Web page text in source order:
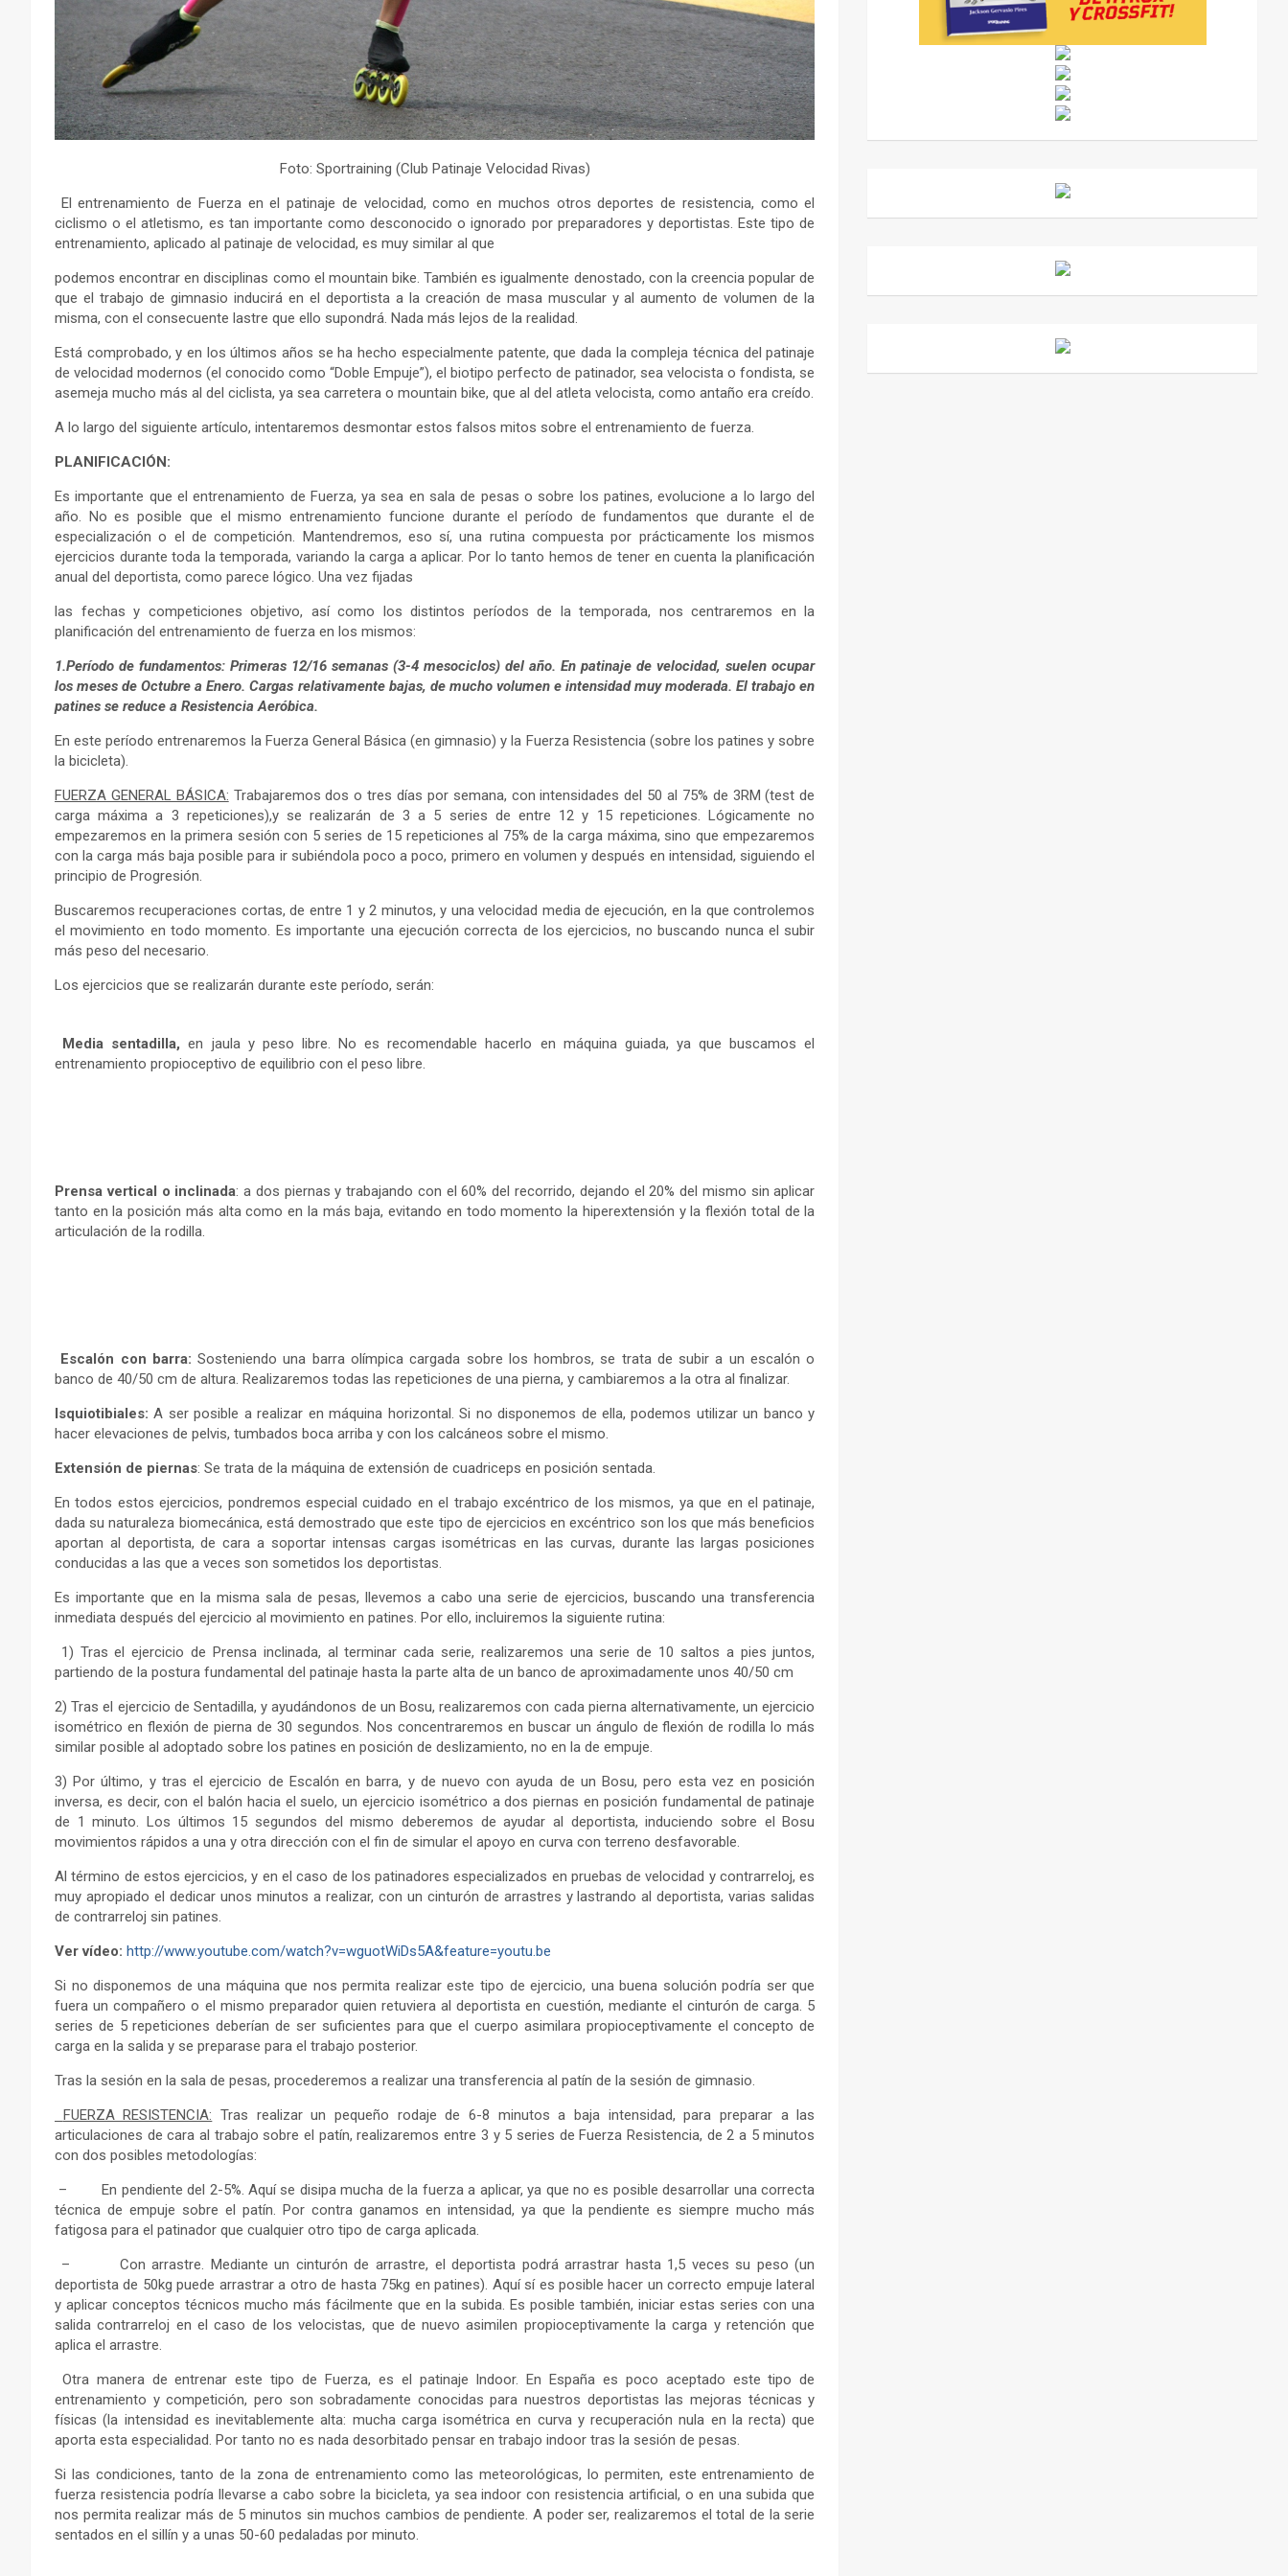
Foto: Sportraining (Club Patinaje Velocidad Rivas)
El entrenamiento de Fuerza en el patinaje de velocidad, como en muchos otros deportes de resistencia, como el
ciclismo o el atletismo, es tan importante como desconocido o ignorado por preparadores y deportistas. Este tipo de
entrenamiento, aplicado al patinaje de velocidad, es muy similar al que
podemos encontrar en disciplinas como el mountain bike. También es igualmente denostado, con la creencia popular de
que el trabajo de gimnasio inducirá en el deportista a la creación de masa muscular y al aumento de volumen de la
misma, con el consecuente lastre que ello supondrá. Nada más lejos de la realidad.
Está comprobado, y en los últimos años se ha hecho especialmente patente, que dada la compleja técnica del patinaje
de velocidad modernos (el conocido como “Doble Empuje”), el biotipo perfecto de patinador, sea velocista o fondista, se
asemeja mucho más al del ciclista, ya sea carretera o mountain bike, que al del atleta velocista, como antaño era creído.
A lo largo del siguiente artículo, intentaremos desmontar estos falsos mitos sobre el entrenamiento de fuerza.
PLANIFICACIÓN:
Es importante que el entrenamiento de Fuerza, ya sea en sala de pesas o sobre los patines, evolucione a lo largo del
año. No es posible que el mismo entrenamiento funcione durante el período de fundamentos que durante el de
especialización o el de competición. Mantendremos, eso sí, una rutina compuesta por prácticamente los mismos
ejercicios durante toda la temporada, variando la carga a aplicar. Por lo tanto hemos de tener en cuenta la planificación
anual del deportista, como parece lógico. Una vez fijadas
las fechas y competiciones objetivo, así como los distintos períodos de la temporada, nos centraremos en la
planificación del entrenamiento de fuerza en los mismos:
1.Período de fundamentos: Primeras 12/16 semanas (3-4 mesociclos) del año. En patinaje de velocidad, suelen ocupar
los meses de Octubre a Enero. Cargas relativamente bajas, de mucho volumen e intensidad muy moderada. El trabajo en
patines se reduce a Resistencia Aeróbica.
En este período entrenaremos la Fuerza General Básica (en gimnasio) y la Fuerza Resistencia (sobre los patines y sobre
la bicicleta).
FUERZA GENERAL BÁSICA: Trabajaremos dos o tres días por semana, con intensidades del 50 al 75% de 3RM (test de
carga máxima a 3 repeticiones),y se realizarán de 3 a 5 series de entre 12 y 15 repeticiones. Lógicamente no
empezaremos en la primera sesión con 5 series de 15 repeticiones al 75% de la carga máxima, sino que empezaremos
con la carga más baja posible para ir subiéndola poco a poco, primero en volumen y después en intensidad, siguiendo el
principio de Progresión.
Buscaremos recuperaciones cortas, de entre 1 y 2 minutos, y una velocidad media de ejecución, en la que controlemos
el movimiento en todo momento. Es importante una ejecución correcta de los ejercicios, no buscando nunca el subir
más peso del necesario.
Los ejercicios que se realizarán durante este período, serán:
Media sentadilla,en jaula y peso libre. No es recomendable hacerlo en máquina guiada, ya que buscamos el
entrenamiento propioceptivo de equilibrio con el peso libre.
Prensa vertical o inclinada: a dos piernas y trabajando con el 60% del recorrido, dejando el 20% del mismo sin aplicar
tanto en la posición más alta como en la más baja, evitando en todo momento la hiperextensión y la flexión total de la
articulación de la rodilla.
Escalón con barra:Sosteniendo una barra olímpica cargada sobre los hombros, se trata de subir a un escalón o
banco de 40/50 cm de altura. Realizaremos todas las repeticiones de una pierna, y cambiaremos a la otra al finalizar.
Isquiotibiales:A ser posible a realizar en máquina horizontal. Si no disponemos de ella, podemos utilizar un banco y
hacer elevaciones de pelvis, tumbados boca arriba y con los calcáneos sobre el mismo.
Extensión de piernas: Se trata de la máquina de extensión de cuadriceps en posición sentada.
En todos estos ejercicios, pondremos especial cuidado en el trabajo excéntrico de los mismos, ya que en el patinaje,
dada su naturaleza biomecánica, está demostrado que este tipo de ejercicios en excéntrico son los que más beneficios
aportan al deportista, de cara a soportar intensas cargas isométricas en las curvas, durante las largas posiciones
conducidas a las que a veces son sometidos los deportistas.
Es importante que en la misma sala de pesas, llevemos a cabo una serie de ejercicios, buscando una transferencia
inmediata después del ejercicio al movimiento en patines. Por ello, incluiremos la siguiente rutina:
1) Tras el ejercicio de Prensa inclinada, al terminar cada serie, realizaremos una serie de 10 saltos a pies juntos,
partiendo de la postura fundamental del patinaje hasta la parte alta de un banco de aproximadamente unos 40/50 cm
2) Tras el ejercicio de Sentadilla, y ayudándonos de un Bosu, realizaremos con cada pierna alternativamente, un ejercicio
isométrico en flexión de pierna de 30 segundos. Nos concentraremos en buscar un ángulo de flexión de rodilla lo más
similar posible al adoptado sobre los patines en posición de deslizamiento, no en la de empuje.
3) Por último, y tras el ejercicio de Escalón en barra, y de nuevo con ayuda de un Bosu, pero esta vez en posición
inversa, es decir, con el balón hacia el suelo, un ejercicio isométrico a dos piernas en posición fundamental de patinaje
de 1 minuto. Los últimos 15 segundos del mismo deberemos de ayudar al deportista, induciendo sobre el Bosu
movimientos rápidos a una y otra dirección con el fin de simular el apoyo en curva con terreno desfavorable.
Al término de estos ejercicios, y en el caso de los patinadores especializados en pruebas de velocidad y contrarreloj, es
muy apropiado el dedicar unos minutos a realizar, con un cinturón de arrastres y lastrando al deportista, varias salidas
de contrarreloj sin patines.
Ver vídeo: http://www.youtube.com/watch?v=wguotWiDs5A&feature=youtu.be
Si no disponemos de una máquina que nos permita realizar este tipo de ejercicio, una buena solución podría ser que
fuera un compañero o el mismo preparador quien retuviera al deportista en cuestión, mediante el cinturón de carga. 5
series de 5 repeticiones deberían de ser suficientes para que el cuerpo asimilara propioceptivamente el concepto de
carga en la salida y se preparase para el trabajo posterior.
Tras la sesión en la sala de pesas, procederemos a realizar una transferencia al patín de la sesión de gimnasio.
FUERZA RESISTENCIA: Tras realizar un pequeño rodaje de 6-8 minutos a baja intensidad, para preparar a las
articulaciones de cara al trabajo sobre el patín, realizaremos entre 3 y 5 series de Fuerza Resistencia, de 2 a 5 minutos
con dos posibles metodologías:
– En pendiente del 2-5%. Aquí se disipa mucha de la fuerza a aplicar, ya que no es posible desarrollar una correcta
técnica de empuje sobre el patín. Por contra ganamos en intensidad, ya que la pendiente es siempre mucho más
fatigosa para el patinador que cualquier otro tipo de carga aplicada.
– Con arrastre. Mediante un cinturón de arrastre, el deportista podrá arrastrar hasta 1,5 veces su peso (un
deportista de 50kg puede arrastrar a otro de hasta 75kg en patines). Aquí sí es posible hacer un correcto empuje lateral
y aplicar conceptos técnicos mucho más fácilmente que en la subida. Es posible también, iniciar estas series con una
salida contrarreloj en el caso de los velocistas, que de nuevo asimilen propioceptivamente la carga y retención que
aplica el arrastre.
Otra manera de entrenar este tipo de Fuerza, es el patinaje Indoor. En España es poco aceptado este tipo de
entrenamiento y competición, pero son sobradamente conocidas para nuestros deportistas las mejoras técnicas y
físicas (la intensidad es inevitablemente alta: mucha carga isométrica en curva y recuperación nula en la recta) que
aporta esta especialidad. Por tanto no es nada desorbitado pensar en trabajo indoor tras la sesión de pesas.
Si las condiciones, tanto de la zona de entrenamiento como las meteorológicas, lo permiten, este entrenamiento de
fuerza resistencia podría llevarse a cabo sobre la bicicleta, ya sea indoor con resistencia artificial, o en una subida que
nos permita realizar más de 5 minutos sin muchos cambios de pendiente. A poder ser, realizaremos el total de la serie
sentados en el sillín y a unas 50-60 pedaladas por minuto.